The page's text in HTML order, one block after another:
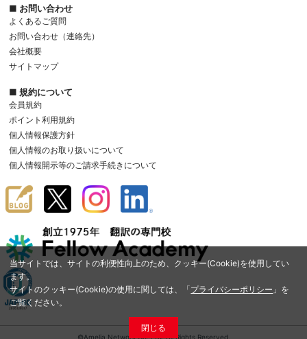
当サイトでは、サイトの利便性向上のため、クッキー(Cookie)を使用してい
ます。
サイトのクッキー(Cookie)の使用に関しては、「プライバシーポリシー 」を
ご覧ください。
閉じる
■ お問い合わせ
よくあるご質問
お問い合わせ（連絡先）
会社概要
サイトマップ
■ 規約について
会員規約
ポイント利用規約
個人情報保護方針
個人情報のお取り扱いについて
個人情報開示等のご請求手続きについて
©Amelia Network Co.,Ltd. All Rights Reserved.